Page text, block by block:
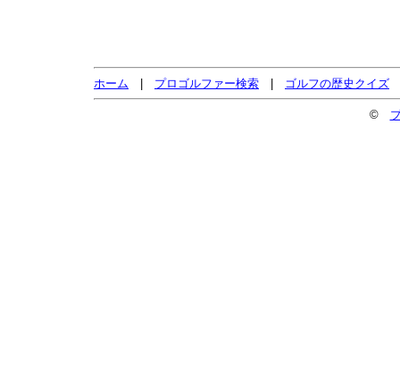
ホーム | プロゴルファー検索 | ゴルフの歴史クイズ
©